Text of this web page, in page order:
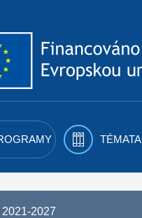
TÉMATA
2027